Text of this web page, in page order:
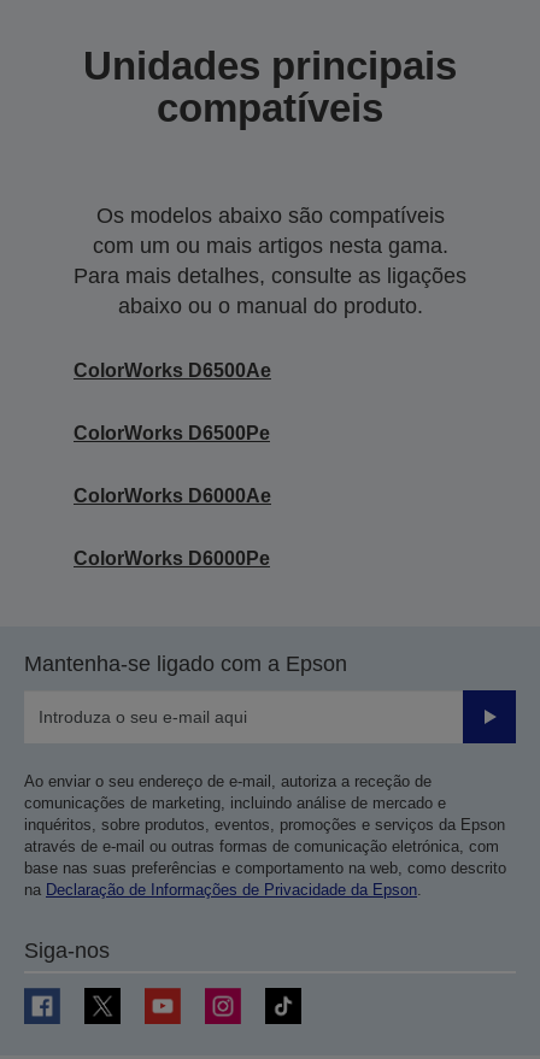
Unidades principais
compatíveis
Os modelos abaixo são compatíveis
com um ou mais artigos nesta gama.
Para mais detalhes, consulte as ligações
abaixo ou o manual do produto.
ColorWorks D6500Ae
ColorWorks D6500Pe
ColorWorks D6000Ae
ColorWorks D6000Pe
Mantenha-se ligado com a Epson
Enviar
Ao enviar o seu endereço de e-mail, autoriza a receção de
comunicações de marketing, incluindo análise de mercado e
inquéritos, sobre produtos, eventos, promoções e serviços da Epson
através de e-mail ou outras formas de comunicação eletrónica, com
base nas suas preferências e comportamento na web, como descrito
na Declaração de Informações de Privacidade da Epson.
Siga-nos